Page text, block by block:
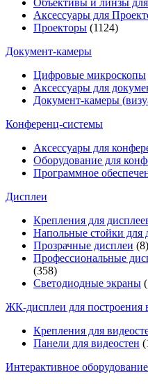
Объективы и линзы
Аксессуары для
Проекторы (1124)
Документ-камеры
Цифровые микроскопы
Аксессуары для
Документ-камеры
Конференц-системы
Аксессуары для
Оборудование для
Программное
Дисплеи
Крепления для
Напольные стойки для
Прозрачные дисплеи (8)
Профессиональные
(358)
Светодиодные экраны
ЖК-дисплеи для построения
Крепления для
Панели для видеостен
Интерактивное оборудование